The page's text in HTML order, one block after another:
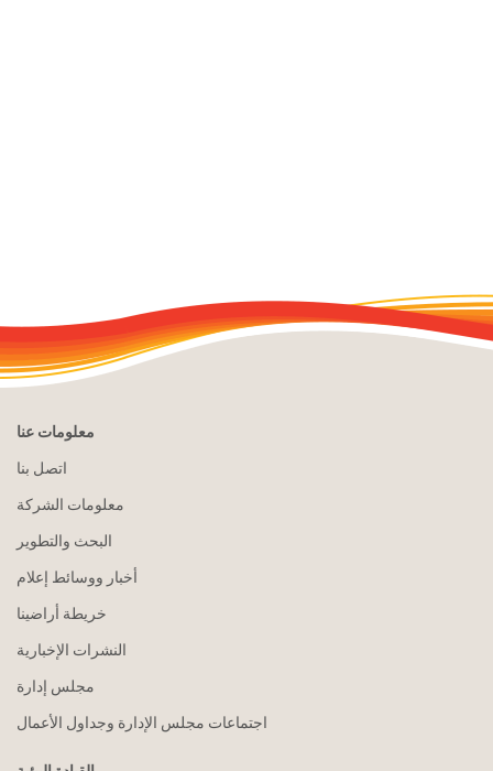
معلومات عنا
اتصل بنا
معلومات الشركة
البحث والتطوير
أخبار ووسائط إعلام
خريطة أراضينا
النشرات الإخبارية
مجلس إدارة
اجتماعات مجلس الإدارة وجداول الأعمال